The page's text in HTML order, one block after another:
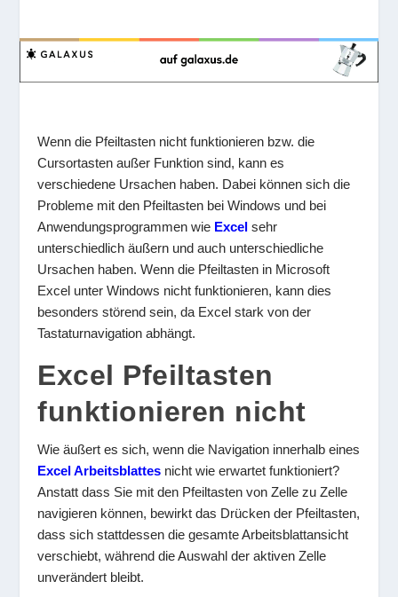
Wenn die Pfeiltasten nicht funktionieren bzw. die
Cursortasten außer Funktion sind, kann es
verschiedene Ursachen haben. Dabei können sich die
Probleme mit den Pfeiltasten bei Windows und bei
Anwendungsprogrammen wie Excel sehr
unterschiedlich äußern und auch unterschiedliche
Ursachen haben. Wenn die Pfeiltasten in Microsoft
Excel unter Windows nicht funktionieren, kann dies
besonders störend sein, da Excel stark von der
Tastaturnavigation abhängt.
Excel Pfeiltasten
funktionieren nicht
Wie äußert es sich, wenn die Navigation innerhalb eines
Excel Arbeitsblattes nicht wie erwartet funktioniert?
Anstatt dass Sie mit den Pfeiltasten von Zelle zu Zelle
navigieren können, bewirkt das Drücken der Pfeiltasten,
dass sich stattdessen die gesamte Arbeitsblattansicht
verschiebt, während die Auswahl der aktiven Zelle
unverändert bleibt.